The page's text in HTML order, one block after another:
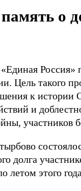
о
Россия»
Цель такого
к
и
участников
долга
летом этого